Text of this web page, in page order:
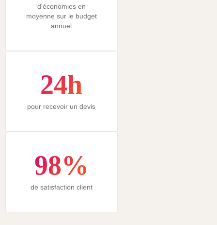
d'économies en
moyenne sur le budget
annuel
24h
pour recevoir un devis
98%
de satisfaction client